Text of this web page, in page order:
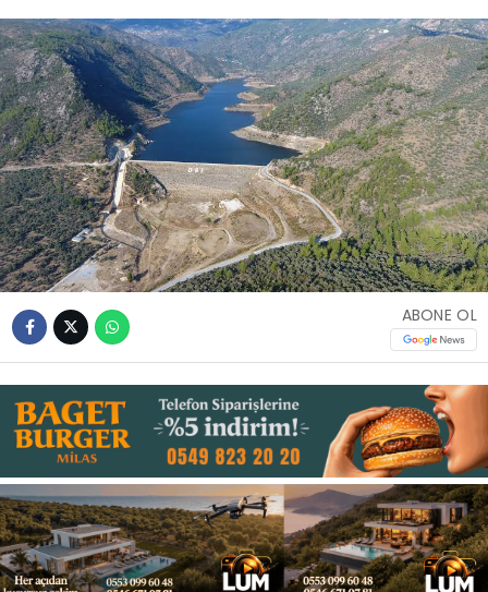
WhatsApp
İhbar Hattı
Facebook
Instagram
Youtube
GENEL
İLETIŞIM
KÜNYE
ABONE OL